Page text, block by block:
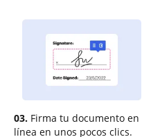
03. Firma tu documento en
línea en unos pocos clics.